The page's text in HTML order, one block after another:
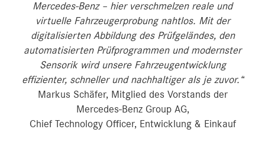
Mercedes‑Benz – hier verschmelzen reale und
virtuelle Fahrzeugerprobung nahtlos. Mit der
digitalisierten Abbildung des Prüfgeländes, den
automatisierten Prüfprogrammen und modernster
Sensorik wird unsere Fahrzeugentwicklung
effizienter, schneller und nachhaltiger als je zuvor.“
Markus Schäfer, Mitglied des Vorstands der
Mercedes-Benz Group AG,
Chief Technology Officer, Entwicklung & Einkauf